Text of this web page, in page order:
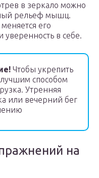
в зеркало можно
рельеф мышц.
его
уверенность в себе.
Чтобы укрепить
способом
Утренняя
или вечерний бег
на